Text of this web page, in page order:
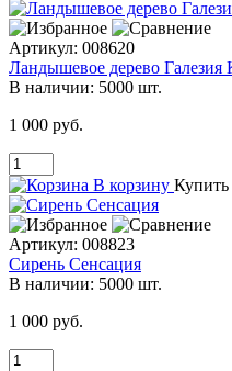
Артикул: 008620
Ландышевое дерево Галезия
В наличии: 5000 шт.
1 000 руб.
В корзину Купить
Артикул: 008823
Сирень Сенсация
В наличии: 5000 шт.
1 000 руб.